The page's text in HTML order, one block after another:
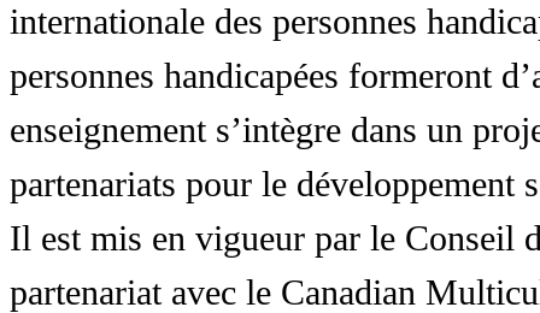
internationale des personnes
personnes handicapées formeront
enseignement s’intègre dans un
partenariats pour le développement
Il est mis en vigueur par le Conseil
partenariat avec le Canadian